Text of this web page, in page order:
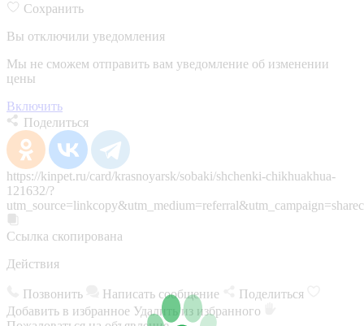
Сохранить
Вы отключили уведомления
Мы не сможем отправить вам уведомление об изменении
цены
Включить
Поделиться
https://kinpet.ru/card/krasnoyarsk/sobaki/shchenki-chikhuakhua-
121632/?
Ссылка скопирована
Действия
Позвонить Написать сообщение
Поделиться
Добавить в избранное Удалить из избранного